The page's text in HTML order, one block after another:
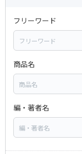
フリーワード
商品名
編・著者名